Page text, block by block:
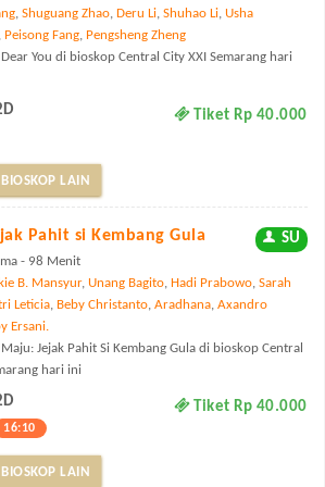
, Shuguang Zhao, Deru Li, Shuhao Li, Usha
Peisong Fang, Pengsheng Zheng
You di bioskop Central City XXI Semarang hari
Tiket Rp 40.000
LAIN
Pahit si Kembang Gula SU
- 98 Menit
B. Mansyur, Unang Bagito, Hadi Prabowo, Sarah
Leticia, Beby Christanto, Aradhana, Axandro
Ersani.
Jejak Pahit Si Kembang Gula di bioskop Central
hari ini
Tiket Rp 40.000
16:10
LAIN